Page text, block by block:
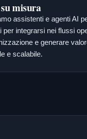
misura
assistenti e agenti AI
per integrarsi nei flussi
e generare
e scalabile.